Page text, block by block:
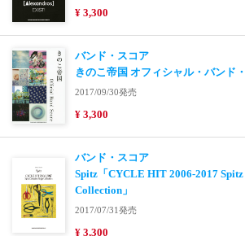
¥ 3,300
バンド・スコア
きのこ帝国 オフィシャル・バンド
2017/09/30発売
¥ 3,300
バンド・スコア
Spitz「CYCLE HIT 2006-2017
Collection」
2017/07/31発売
¥ 3,300